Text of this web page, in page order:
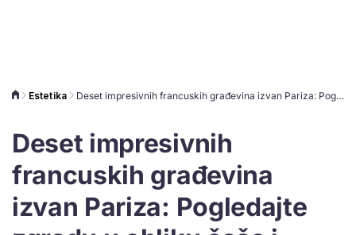
Estetika Deset impresivnih francuskih građevina izvan Pariza: Pogledajte zgradu u obliku čaše i palaču od školjaka
Deset impresivnih
francuskih građevina
izvan Pariza: Pogledajte